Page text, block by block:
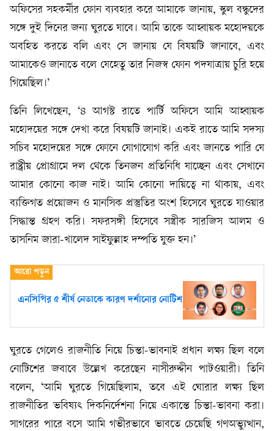
অফিসের সহকর্মীর ফোন ব্যবহার করে আমাকে জানায়, স্কুল বন্ধুদের
সঙ্গে দুই দিনের জন্য ঘুরতে যাবে। আমি তাকে আহ্বায়ক মহোদয়কে
অবহিত করতে বলি এবং সে জানায় যে বিষয়টি জানাবে, এবং
আমাকেও জানাতে বলে যেহেতু তার নিজস্ব ফোন পদযাত্রায় চুরি হয়ে
গিয়েছিল।’
তিনি লিখেছেন, ‘৪ আগস্ট রাতে পার্টি অফিসে আমি আহ্বায়ক
মহোদয়ের সঙ্গে দেখা করে বিষয়টি জানাই। একই রাতে আমি সদস্য
সচিব মহোদয়ের সঙ্গে ফোনে যোগাযোগ করি এবং জানতে পারি যে
রাষ্ট্রীয় প্রোগ্রামে দল থেকে তিনজন প্রতিনিধি যাচ্ছেন এবং সেখানে
আমার কোনো কাজ নাই। আমি কোনো দায়িত্বে না থাকায়, এবং
ব্যক্তিগত প্রয়োজন ও মানসিক প্রস্তুতির অংশ হিসেবে ঘুরতে যাওয়ার
সিদ্ধান্ত গ্রহণ করি। সফরসঙ্গী হিসেবে সস্ত্রীক সারজিস আলম ও
তাসনিম জারা-খালেদ সাইফুল্লাহ দম্পতি যুক্ত হন।’
এনসিপির ৫ শীর্ষ নেতাকে কারণ দর্শানোর নোটিশ
ঘুরতে গেলেও রাজনীতি নিয়ে চিন্তা-ভাবনাই প্রধান লক্ষ্য ছিল বলে
নোটিশের জবাবে উল্লেখ করেছেন নাসীরুদ্দীন পাটওয়ারী। তিনি
বলেন, ‘আমি ঘুরতে গিয়েছিলাম, তবে এই ঘোরার লক্ষ্য ছিল
রাজনীতির ভবিষ্যৎ দিকনির্দেশনা নিয়ে একান্তে চিন্তা-ভাবনা করা।
সাগরের পারে বসে আমি গভীরভাবে ভাবতে চেয়েছি গণঅভ্যুত্থান,